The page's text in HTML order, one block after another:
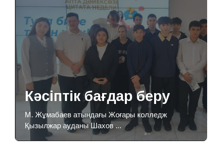
Кәсіптік бағдар беру
М. Жұмабаев атындағы Жоғары колледж
Қызылжар ауданы Шахов ...